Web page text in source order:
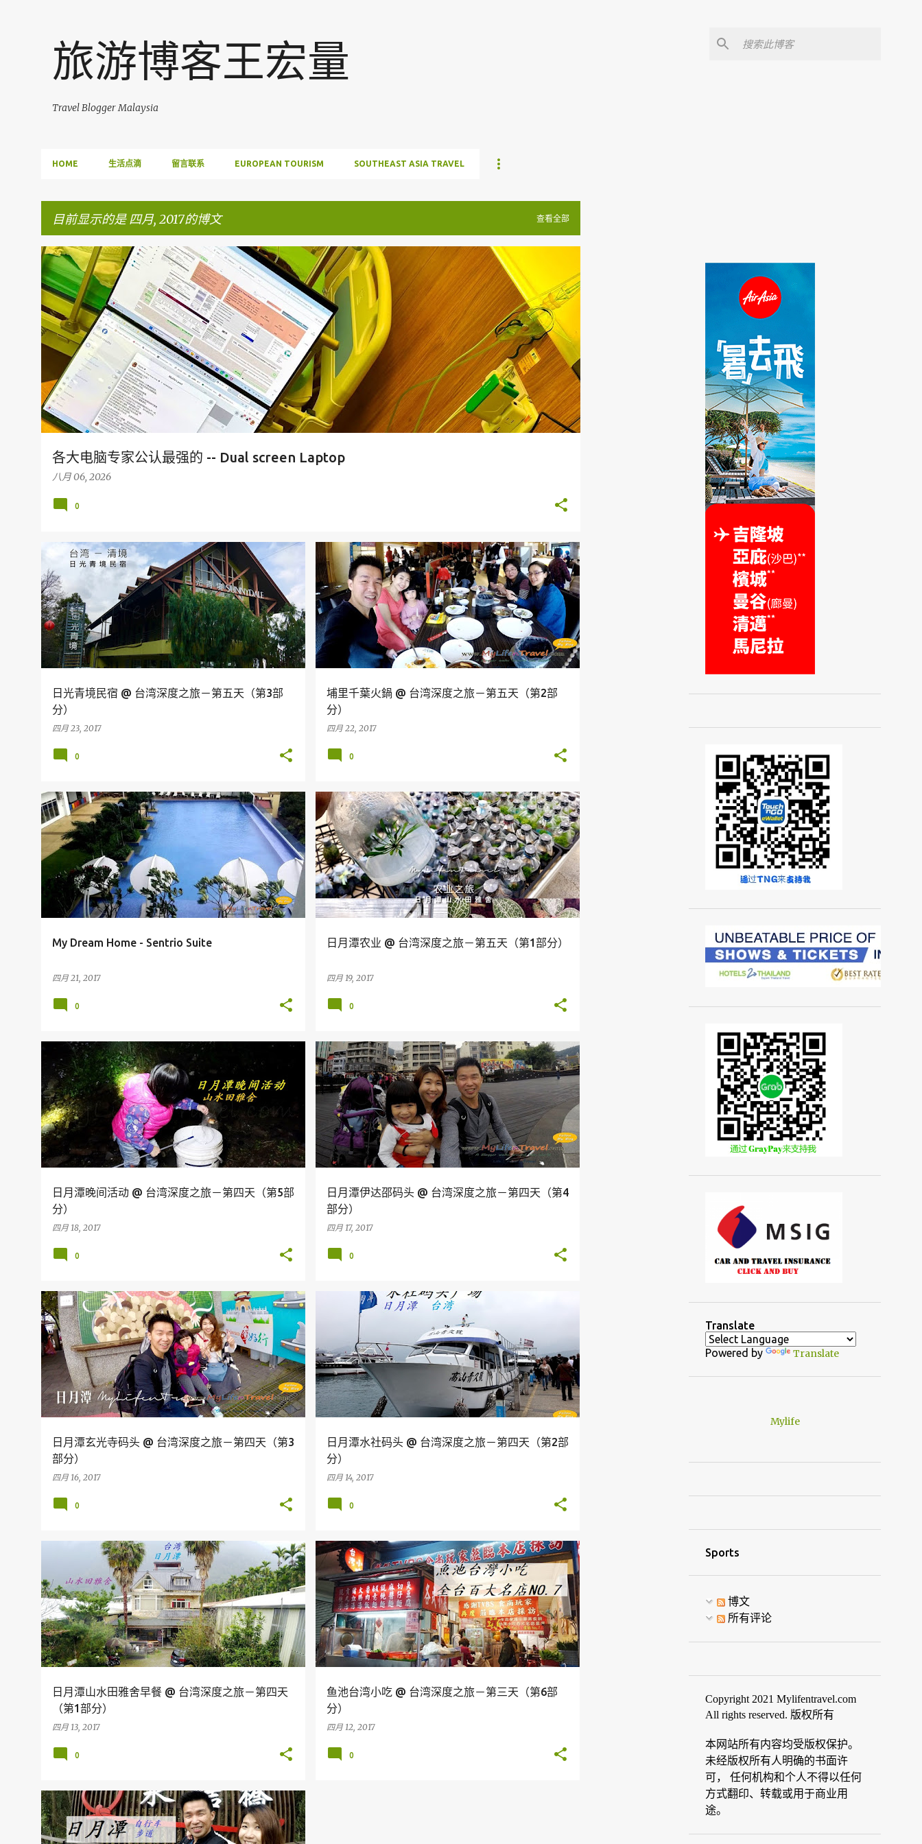
旅游博客王宏量
Travel Blogger Malaysia
HOME 生活点滴 留言联系 EUROPEAN TOURISM SOUTHEAST ASIA TRAVEL
目前显示的是 四月, 2017的博文 查看全部
博
文
各大电脑专家公认最强的 -- Dual screen Laptop
八月 06, 2026
FACEBOOK POST
0
日光青境民宿 @ 台湾深度之旅－第五天（第3部
分）
四月 23, 2017
台湾
0
埔里千葉火鍋 @ 台湾深度之旅－第五天（第2部
分）
四月 22, 2017
0
My Dream Home - Sentrio Suite
四月 21, 2017
KUALA LUMPUR
0
日月潭农业 @ 台湾深度之旅－第五天（第1部分）
四月 19, 2017
台湾
0
日月潭晚间活动 @ 台湾深度之旅－第四天（第5部
分）
四月 18, 2017
台湾
0
日月潭伊达邵码头 @ 台湾深度之旅－第四天（第4
部分）
四月 17, 2017
台湾
0
日月潭玄光寺码头 @ 台湾深度之旅－第四天（第3
部分）
四月 16, 2017
台湾
0
日月潭水社码头 @ 台湾深度之旅－第四天（第2部
分）
四月 14, 2017
0
日月潭山水田雅舍早餐 @ 台湾深度之旅－第四天
（第1部分）
四月 13, 2017
0
鱼池台湾小吃 @ 台湾深度之旅－第三天（第6部
分）
四月 12, 2017
台湾
0
台湾
Translate
Powered by Translate
Mylife
Sports
博文
所有评论
Copyright 2021 Mylifentravel.com
All rights reserved. 版权所有
本网站所有内容均受版权保护。
未经版权所有人明确的书面许
可， 任何机构和个人不得以任何
方式翻印、转载或用于商业用
途。